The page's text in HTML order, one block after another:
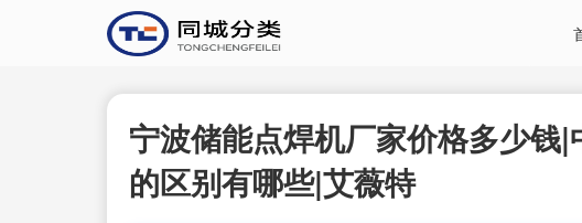
宁波储能点焊机厂家价格多少钱
的区别有哪些|艾薇特